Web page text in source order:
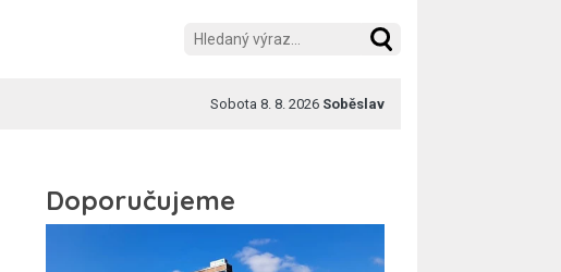
Sobota 8. 8. 2026 Soběslav